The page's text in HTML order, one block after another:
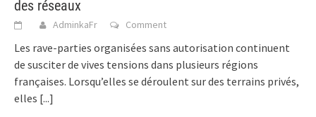
des réseaux
AdminkaFr Comment
Les rave-parties organisées sans autorisation continuent
de susciter de vives tensions dans plusieurs régions
françaises. Lorsqu’elles se déroulent sur des terrains privés,
elles [...]